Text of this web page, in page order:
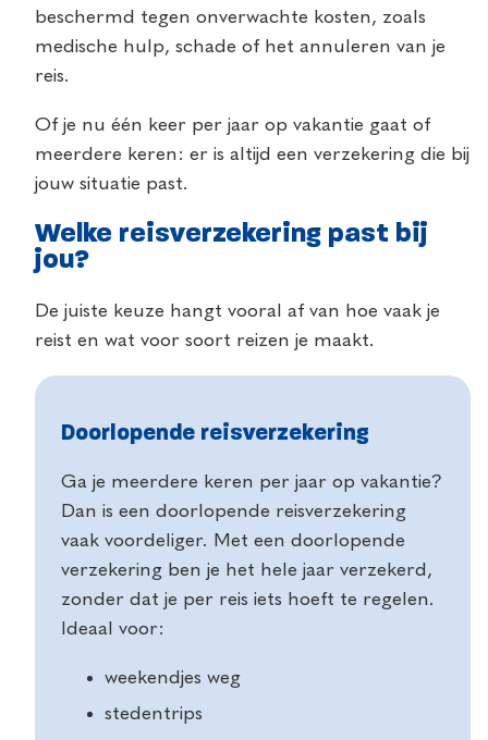
beschermd tegen onverwachte kosten, zoals
medische hulp, schade of het annuleren van je
reis.
Of je nu één keer per jaar op vakantie gaat of
meerdere keren: er is altijd een verzekering die bij
jouw situatie past.
Welke reisverzekering past bij
jou?
De juiste keuze hangt vooral af van hoe vaak je
reist en wat voor soort reizen je maakt.
Doorlopende reisverzekering
Ga je meerdere keren per jaar op vakantie?
Dan is een doorlopende reisverzekering
vaak voordeliger. Met een doorlopende
verzekering ben je het hele jaar verzekerd,
zonder dat je per reis iets hoeft te regelen.
Ideaal voor:
weekendjes weg
stedentrips